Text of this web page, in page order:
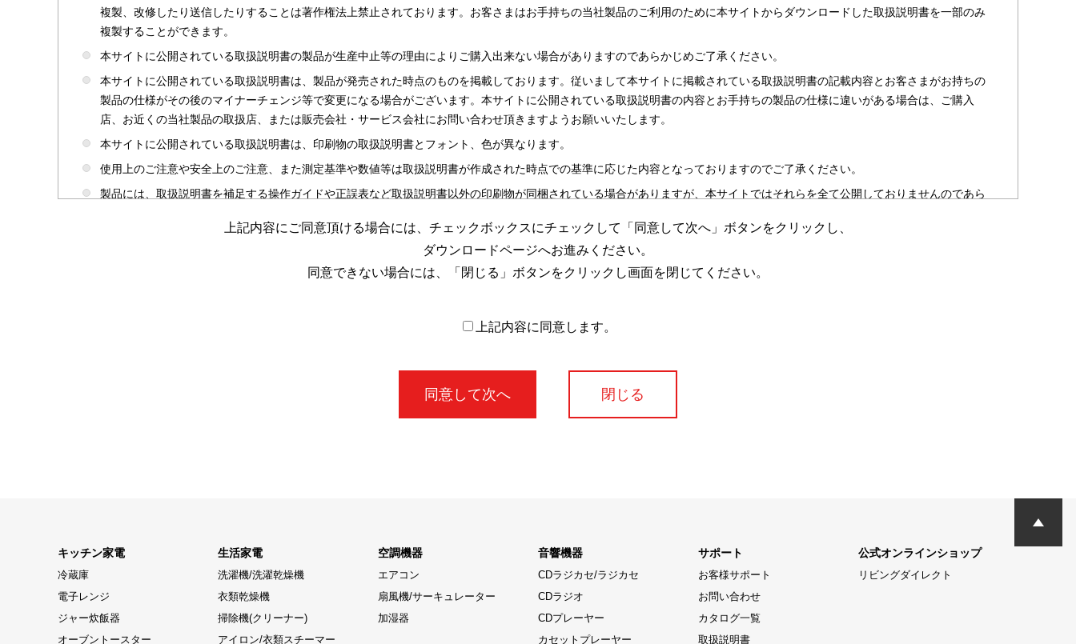
複製、改修したり送信したりすることは著作権法上禁止されております。お客さまはお手持ちの当社製品のご利用のために本サイトからダウンロードした取扱説明書を一部のみ
複製することができます。
本サイトに公開されている取扱説明書の製品が生産中止等の理由によりご購入出来ない場合がありますのであらかじめご了承ください。
本サイトに公開されている取扱説明書は、製品が発売された時点のものを掲載しております。従いまして本サイトに掲載されている取扱説明書の記載内容とお客さまがお持ちの
製品の仕様がその後のマイナーチェンジ等で変更になる場合がございます。本サイトに公開されている取扱説明書の内容とお手持ちの製品の仕様に違いがある場合は、ご購入
店、お近くの当社製品の取扱店、または販売会社・サービス会社にお問い合わせ頂きますようお願いいたします。
本サイトに公開されている取扱説明書は、印刷物の取扱説明書とフォント、色が異なります。
使用上のご注意や安全上のご注意、また測定基準や数値等は取扱説明書が作成された時点での基準に応じた内容となっておりますのでご了承ください。
製品には、取扱説明書を補足する操作ガイドや正誤表など取扱説明書以外の印刷物が同梱されている場合がありますが、本サイトではそれらを全て公開しておりませんのであら
本サイトのサービスは予告なく中止または内容を変更する場合がございますのであらかじめご了承ください。
場合がありますのであらかじめご了承ください。
上記内容にご同意頂ける場合には、チェックボックスにチェックして「同意して次へ」ボタンをクリックし、
ダウンロードページへお進みください。
同意できない場合には、「閉じる」ボタンをクリックし画面を閉じてください。
上記内容に同意します。
閉じる
キッチン家電
冷蔵庫
電子レンジ
ジャー炊飯器
オーブントースター
生活家電
洗濯機/洗濯乾燥機
衣類乾燥機
掃除機(クリーナー)
アイロン/衣類スチーマー
空調機器
エアコン
扇風機/サーキュレーター
加湿器
音響機器
CDラジカセ/ラジカセ
CDラジオ
CDプレーヤー
カセットプレーヤー
サポート
お客様サポート
お問い合わせ
カタログ一覧
取扱説明書
公式オンラインショップ
リビングダイレクト